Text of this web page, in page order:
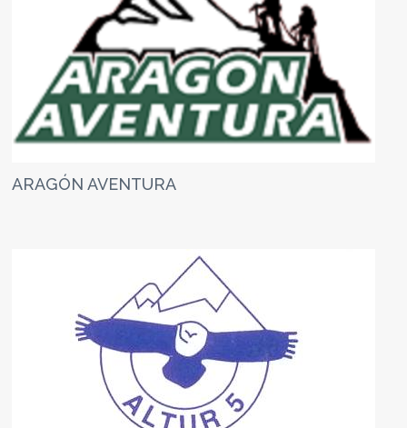
ARAGÓN AVENTURA